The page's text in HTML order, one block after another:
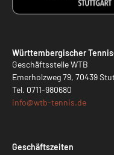
Württembergischer
Geschäftsstelle WTB
Emerholzweg 79, 70439
Tel. 0711-980680
info@wtb-tennis.de
Geschäftszeiten